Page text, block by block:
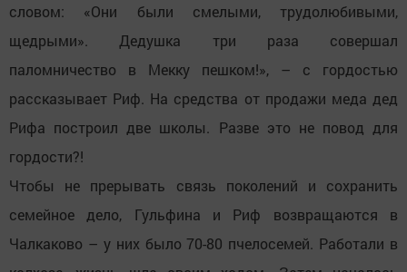
словом: «Они были смелыми, трудолюбивыми,
щедрыми». Дедушка три раза совершал
паломничество в Мекку пешком!», – с гордостью
рассказывает Риф. На средства от продажи меда дед
Рифа построил две школы. Разве это не повод для
гордости?!
Чтобы не прерывать связь поколений и сохранить
семейное дело, Гульфина и Риф возвращаются в
Чалкаково – у них было 70-80 пчелосемей. Работали в